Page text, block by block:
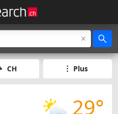
CH Plus
29°